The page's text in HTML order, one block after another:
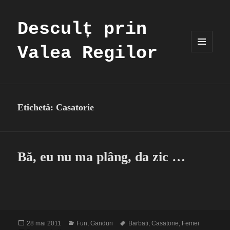
Desculț prin
Valea Regilor
Etichetă: Casatorie
Bă, eu nu ma plâng, da zic …
Publicat
28 mai 2011 Categorii
Fun,Ganduri Etichete
Barbati,Casatorie, Femei